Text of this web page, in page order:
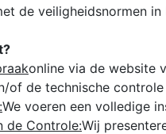
de veiligheidsnormen in
online via de website
of de technische controle
We voeren een volledige
de Controle:Wij